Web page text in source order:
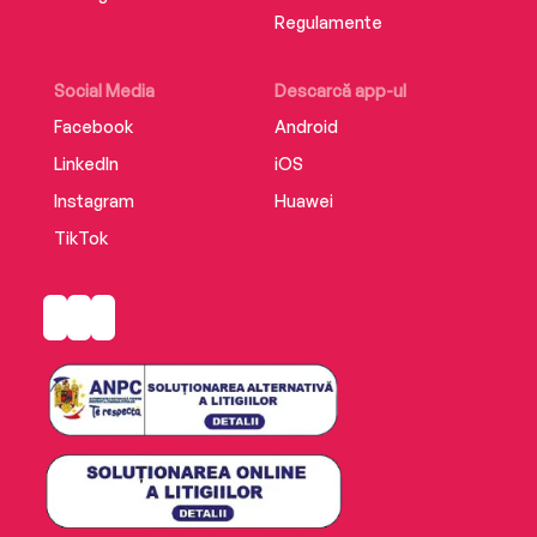
summer love story to get lost in!’ ASHLEY
Doesn’t Fail
Social Media
Facebook
LinkedIn
Instagram
TikTok
Descarcă app-ul
Android
iOS
Huawei
Regulamente